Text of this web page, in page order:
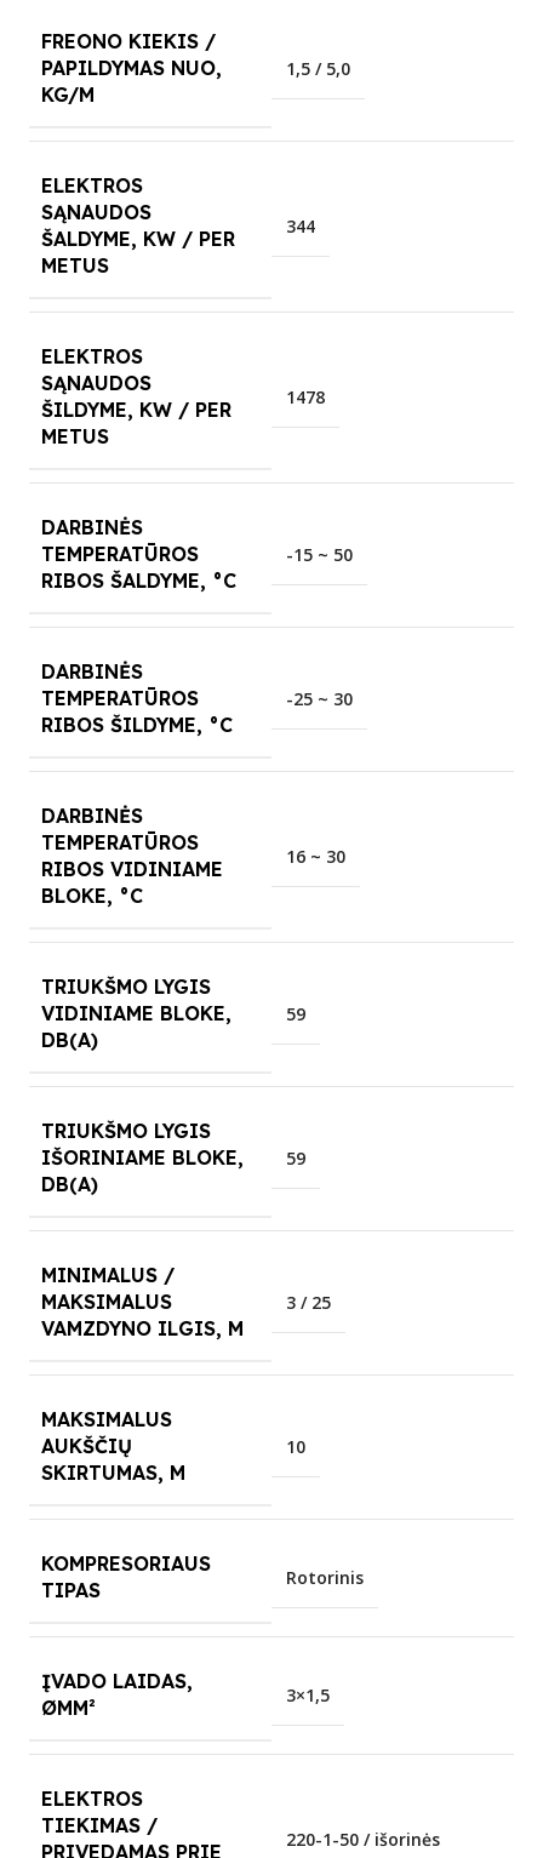
FREONO KIEKIS /
PAPILDYMAS NUO,
KG/M
1,5 / 5,0
ELEKTROS
SĄNAUDOS
ŠALDYME, KW / PER
METUS
344
ELEKTROS
SĄNAUDOS
ŠILDYME, KW / PER
METUS
1478
DARBINĖS
TEMPERATŪROS
RIBOS ŠALDYME, °C
-15 ~ 50
DARBINĖS
TEMPERATŪROS
RIBOS ŠILDYME, °C
-25 ~ 30
DARBINĖS
TEMPERATŪROS
RIBOS VIDINIAME
BLOKE, °C
16 ~ 30
TRIUKŠMO LYGIS
VIDINIAME BLOKE,
DB(A)
59
TRIUKŠMO LYGIS
IŠORINIAME BLOKE,
DB(A)
59
MINIMALUS /
MAKSIMALUS
VAMZDYNO ILGIS, M
3 / 25
MAKSIMALUS
AUKŠČIŲ
SKIRTUMAS, M
10
KOMPRESORIAUS
TIPAS
Rotorinis
ĮVADO LAIDAS,
ØMM²
3×1,5
ELEKTROS
TIEKIMAS /
PRIVEDAMAS PRIE
220-1-50 / išorinės